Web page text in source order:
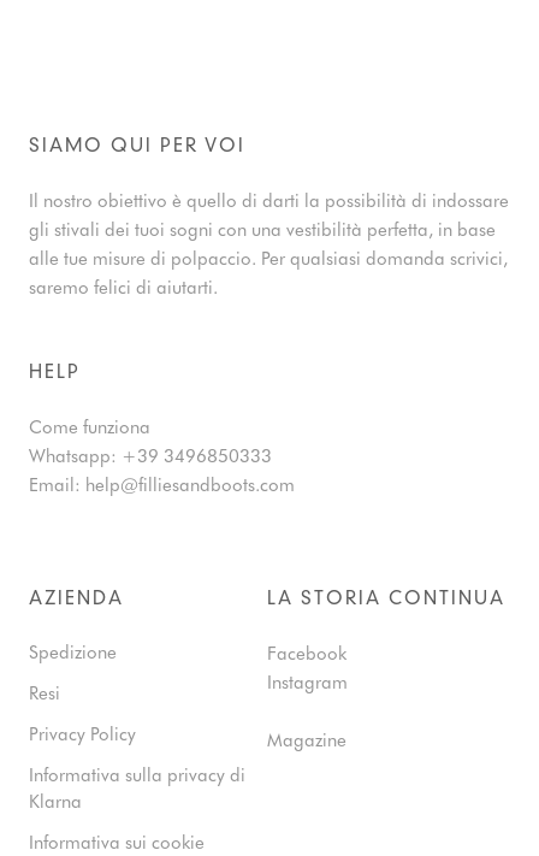
SIAMO QUI PER VOI
Il nostro obiettivo è quello di darti la possibilità di indossare
gli stivali dei tuoi sogni con una vestibilità perfetta, in base
alle tue misure di polpaccio. Per qualsiasi domanda scrivici,
saremo felici di aiutarti.
HELP
Come funziona
Whatsapp: +39 3496850333
Email: help@filliesandboots.com
AZIENDA
Spedizione
Resi
Privacy Policy
Informativa sulla privacy di
Klarna
Informativa sui cookie
LA STORIA CONTINUA
Facebook
Instagram
Magazine